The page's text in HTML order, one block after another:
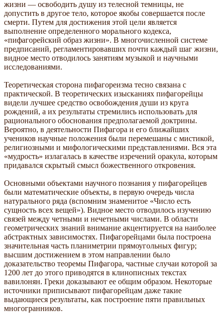
жизни — освободить душу из телесной темницы, не
допустить в другое тело, которое якобы совершается после
смерти. Путем для достижения этой цели является
выполнение определенного морального кодекса,
«пифагорейский образ жизни». В многочисленной системе
предписаний, регламентировавших почти каждый шаг жизни,
видное место отводилось занятиям музыкой и научными
исследованиями.
Теоретическая сторона пифагореизма тесно связана с
практической. В теоретических изысканиях пифагорейцы
видели лучшее средство освобождения души из круга
рождений, а их результаты стремились использовать для
рационального обоснования предполагаемой доктрины.
Вероятно, в деятельности Пифагора и его ближайших
учеников научные положения были перемешаны с мистикой,
религиозными и мифологическими представлениями. Вся эта
«мудрость» излагалась в качестве изречений оракула, которым
придавался скрытый смысл божественного откровения.
Основными объектами научного познания у пифагорейцев
были математические объекты, в первую очередь числа
натурального ряда (вспомним знаменитое «Число есть
сущность всех вещей»). Видное место отводилось изучению
связей между четными и нечетными числами. В области
геометрических знаний внимание акцентируется на наиболее
абстрактных зависимостях. Пифагорейцами была построена
значительная часть планиметрии прямоугольных фигур;
высшим достижением в этом направлении было
доказательство теоремы Пифагора, частные случаи которой за
1200 лет до этого приводятся в клинописных текстах
вавилонян. Греки доказывают ее общим образом. Некоторые
источники приписывают пифагорейцам даже такие
выдающиеся результаты, как построение пяти правильных
многогранников.